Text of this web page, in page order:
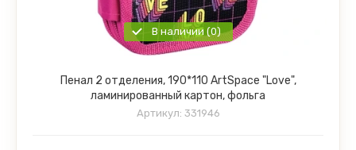
В наличии (0)
Пенал 2 отделения, 190*110 ArtSpace "Love",
ламинированный картон, фольга
Артикул: 331946